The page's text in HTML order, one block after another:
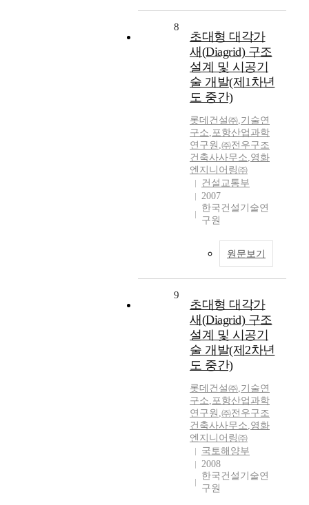
8
초대형 대각가
새(Diagrid) 구조
설계 및 시공기
술 개발(제1차년
도 중간)
롯데건설㈜,기술연
구소,포항산업과학
연구원 ,㈜전우구조
건축사사무소,영화
엔지니어링㈜
건설교통부
2007
한국건설기술연
구원
원문보기
9
초대형 대각가
새(Diagrid) 구조
설계 및 시공기
술 개발(제2차년
도 중간)
롯데건설㈜,기술연
구소,포항산업과학
연구원 ,㈜전우구조
건축사사무소,영화
엔지니어링㈜
국토해양부
2008
한국건설기술연
구원